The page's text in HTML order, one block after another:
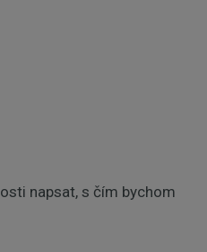
napsat, s čím bychom